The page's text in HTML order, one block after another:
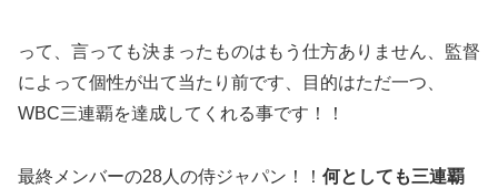
って、言っても決まったものはもう仕方ありません、監督
によって個性が出て当たり前です、目的はただ一つ、
WBC三連覇を達成してくれる事です！！
最終メンバーの28人の侍ジャパン！！ 何としても三連覇